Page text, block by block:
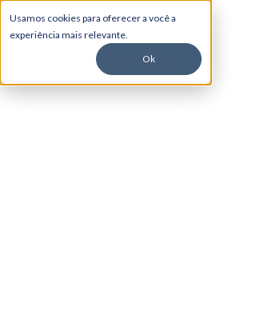
Usamos cookies para oferecer a você a
experiência mais relevante.
Ok